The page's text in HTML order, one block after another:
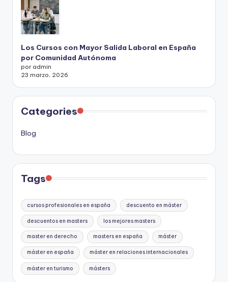
Los Cursos con Mayor Salida Laboral en España
por Comunidad Autónoma
por admin
23 marzo, 2026
Categories
Blog
Tags
cursos profesionales en españa descuento en máster
descuentos en masters los mejores masters
master en derecho masters en españa máster
máster en españa máster en relaciones internacionales
máster en turismo másters